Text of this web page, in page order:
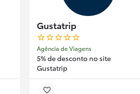
Gustatrip
Agência de Viagens
5% de desconto no site
Gustatrip